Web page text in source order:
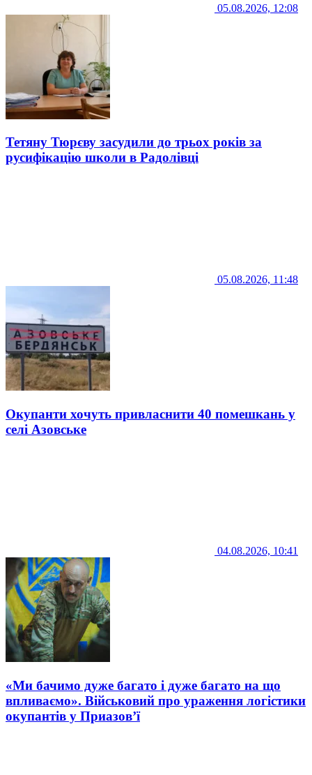
05.08.2026, 12:08
Тетяну Тюрєву засудили до трьох років за
русифікацію школи в Радолівці
05.08.2026, 11:48
Окупанти хочуть привласнити 40 помешкань у
селі Азовське
04.08.2026, 10:41
«Ми бачимо дуже багато і дуже багато на що
впливаємо». Військовий про ураження логістики
окупантів у Приазов’ї